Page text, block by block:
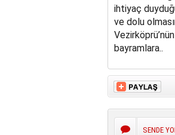
ihtiyaç
ve dolu
bayramlara..
SENDE